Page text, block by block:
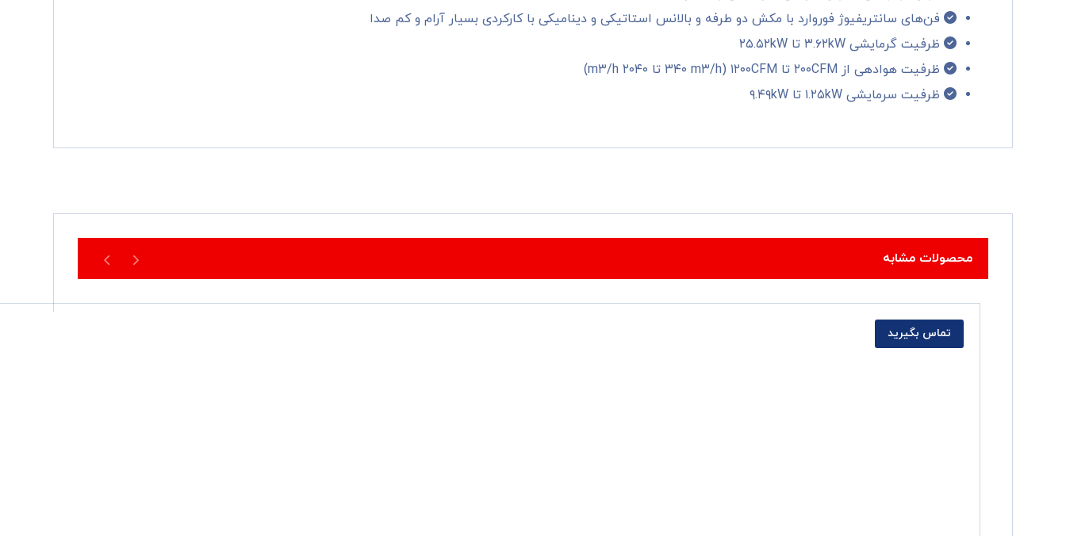
فن‌های سانتریفیوژ فوروارد با مکش دو طرفه و بالانس استاتیکی و دینامیکی با کارکردی بسیار آرام و کم صدا
ظرفیت گرمایشی ۳.۶۲kW تا ۲۵.۵۲kW
ظرفیت هوادهی از ۲۰۰CFM تا ۱۲۰۰CFM (۳۴۰ m۳/h تا ۲۰۴۰ m۳/h)
ظرفیت سرمایشی ۱.۲۵kW تا ۹.۴۹kW
محصولات مشابه
تماس بگیرید